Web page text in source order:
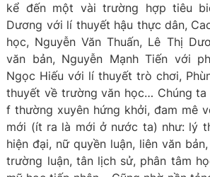
kể đến một vài trường hợp tiêu
Dương với lí thuyết hậu thực dân,
học, Nguyễn Văn Thuấn, Lê Thị
văn bản, Nguyễn Mạnh Tiến với
Ngọc Hiếu với lí thuyết trò chơi,
thuyết về trường văn học… Chúng
f thường xuyên hứng khởi, đam mê
mới (ít ra là mới ở nước ta) như: lý
hiện đại, nữ quyền luận, liên văn
trường luận, tân lịch sử, phân tâm